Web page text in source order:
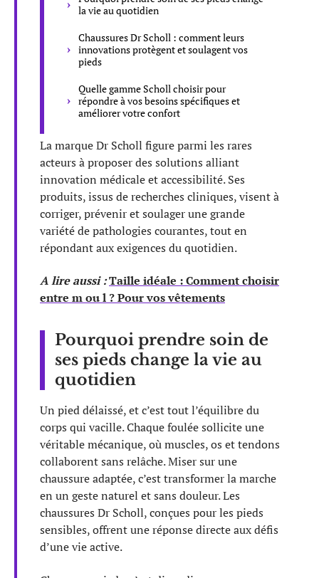
la vie au quotidien
Chaussures Dr Scholl : comment leurs
innovations protègent et soulagent vos
pieds
Quelle gamme Scholl choisir pour
répondre à vos besoins spécifiques et
améliorer votre confort
La marque Dr Scholl figure parmi les rares
acteurs à proposer des solutions alliant
innovation médicale et accessibilité. Ses
produits, issus de recherches cliniques, visent à
corriger, prévenir et soulager une grande
variété de pathologies courantes, tout en
répondant aux exigences du quotidien.
A lire aussi :Taille idéale : Comment choisir
entre m ou l ? Pour vos vêtements
Pourquoi prendre soin de
ses pieds change la vie au
quotidien
Un pied délaissé, et c’est tout l’équilibre du
corps qui vacille. Chaque foulée sollicite une
véritable mécanique, où muscles, os et tendons
collaborent sans relâche. Miser sur une
chaussure adaptée, c’est transformer la marche
en un geste naturel et sans douleur. Les
chaussures Dr Scholl, conçues pour les pieds
sensibles, offrent une réponse directe aux défis
d’une vie active.